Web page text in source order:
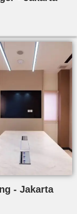
- Jakarta